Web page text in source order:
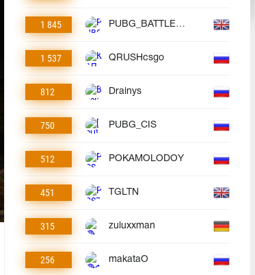
1 845 PUBG_BATTLEGROUNDS
1 537 QRUSHcsgo
812 Drainys
750 PUBG_CIS
512 POKAMOLODOY
451 TGLTN
315 zuluxxman
256 makataO